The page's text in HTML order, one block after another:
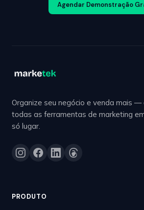
Agendar Demonstração
Organize seu negócio e venda mais —
todas as ferramentas de marketing
só lugar.
PRODUTO